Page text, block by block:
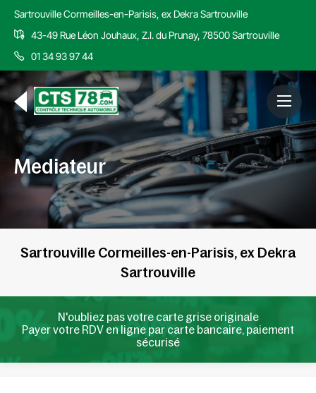
Sartrouville Cormeilles-en-Parisis, ex Dekra Sartrouville
43-49 Rue Léon Jouhaux, Z.I. du Prunay, 78500 Sartrouville
01 34 93 97 44
Mediateur
Sartrouville Cormeilles-en-Parisis, ex Dekra
Sartrouville
N'oubliez pas votre carte grise originale
Payer votre RDV en ligne par carte bancaire, paiement
sécurisé